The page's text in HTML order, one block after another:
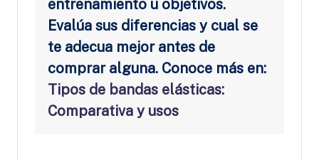
entrenamiento u objetivos.
Evalúa sus diferencias y cual se
te adecua mejor antes de
comprar alguna. Conoce más en:
Tipos de bandas elásticas:
Comparativa y usos